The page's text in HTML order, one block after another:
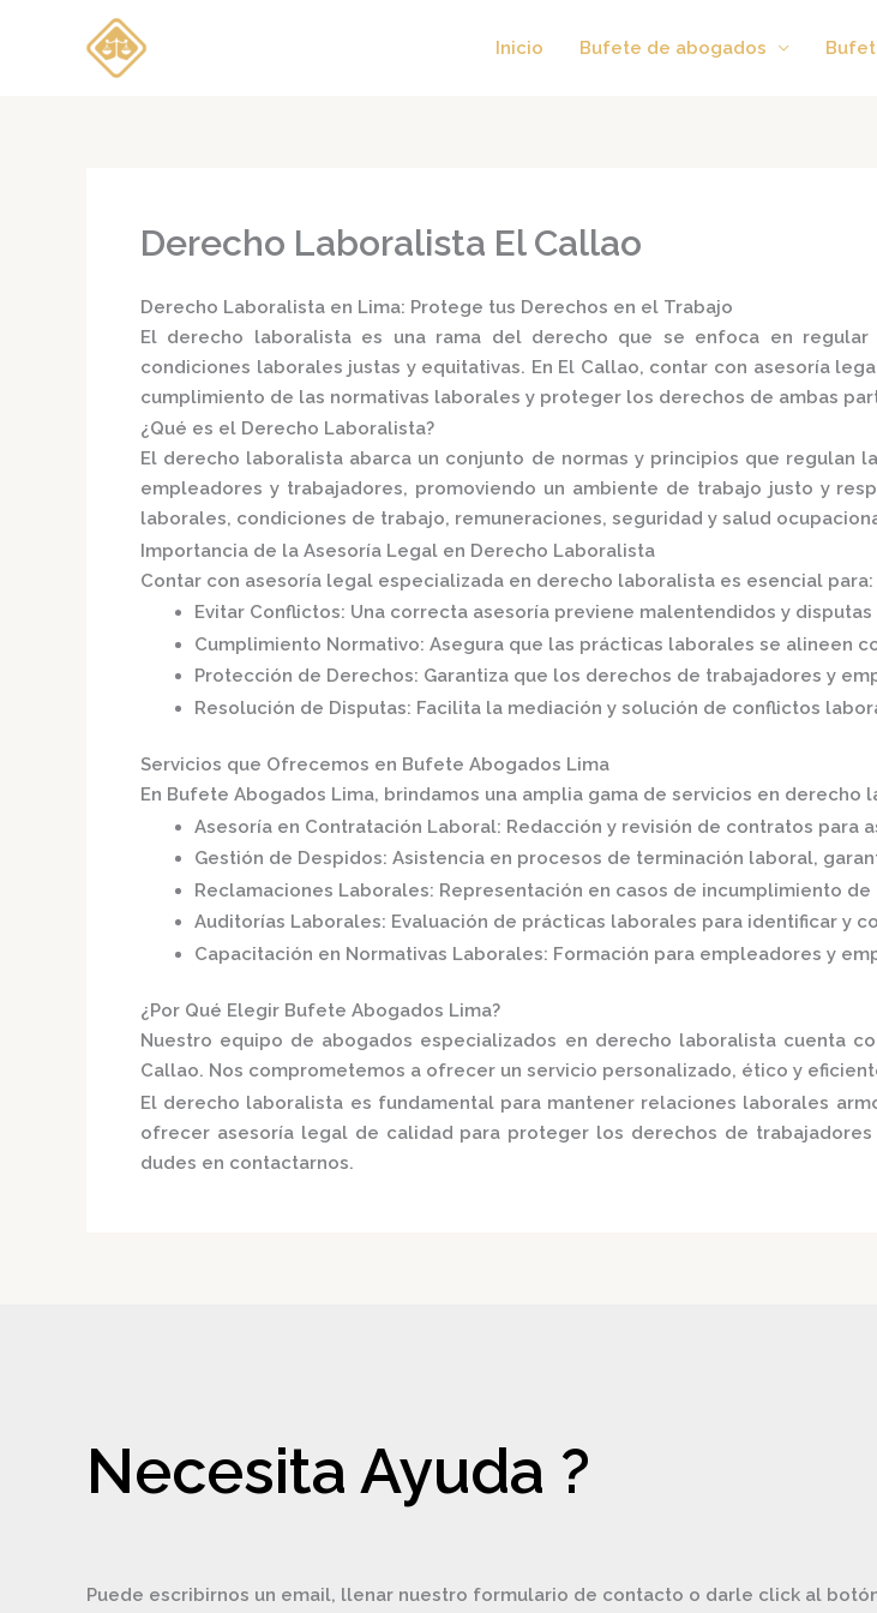
Inicio Bufete de abogados
Derecho Laboralista El Callao
Derecho Laboralista en Lima: Protege tus Derechos en el Trabajo
El derecho laboralistaes una rama del derecho que se enfoca en regular
condiciones laborales justas y equitativas. En El Callao, contar con asesoría
cumplimiento de las normativas laborales y proteger los derechos de ambas
¿Qué es el Derecho Laboralista?
El derecho laboralista abarca un conjunto de normas y principios que regulan
empleadores y trabajadores, promoviendo un ambiente de trabajo justo y
laborales, condiciones de trabajo, remuneraciones, seguridad y salud
Importancia de la Asesoría Legal en Derecho Laboralista
Contar con asesoría legal especializada en derecho laboralista es esencial para:
Evitar Conflictos: Una correcta asesoría previene malentendidos y
Cumplimiento Normativo: Asegura que las prácticas laborales se alineen
Protección de Derechos: Garantiza que los derechos de trabajadores y
Resolución de Disputas: Facilita la mediación y solución de conflictos
Servicios que Ofrecemos en Bufete Abogados Lima
En Bufete Abogados Lima, brindamos una amplia gama de servicios en derecho
Asesoría en Contratación Laboral: Redacción y revisión de contratos para
Gestión de Despidos: Asistencia en procesos de terminación laboral,
Reclamaciones Laborales: Representación en casos de incumplimiento
Auditorías Laborales: Evaluación de prácticas laborales para identificar y
Capacitación en Normativas Laborales: Formación para empleadores y
¿Por Qué Elegir Bufete Abogados Lima?
Nuestro equipo de abogados especializados en derecho laboralista cuenta
Callao. Nos comprometemos a ofrecer un servicio personalizado, ético y
El derecho laboralista es fundamental para mantener relaciones laborales
ofrecer asesoría legal de calidad para proteger los derechos de trabajadores
dudes en contactarnos.
Necesita Ayuda ?
Puede escribirnos un email, llenar nuestro formulario de contacto o darle click al